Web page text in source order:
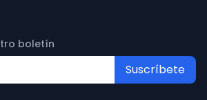
boletín
Suscríbete